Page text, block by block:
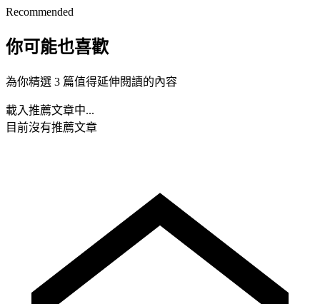
Recommended
你可能也喜歡
為你精選 3 篇值得延伸閱讀的內容
載入推薦文章中...
目前沒有推薦文章